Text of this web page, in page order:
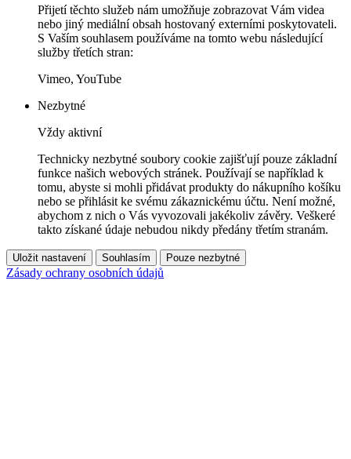
Přijetí těchto služeb nám umožňuje zobrazovat Vám videa
nebo jiný mediální obsah hostovaný externími poskytovateli.
S Vaším souhlasem používáme na tomto webu následující
služby třetích stran:
Vimeo, YouTube
Nezbytné
Vždy aktivní
Technicky nezbytné soubory cookie zajišťují pouze základní
funkce našich webových stránek. Používají se například k
tomu, abyste si mohli přidávat produkty do nákupního košíku
nebo se přihlásit ke svému zákaznickému účtu. Není možné,
abychom z nich o Vás vyvozovali jakékoliv závěry. Veškeré
takto získané údaje nebudou nikdy předány třetím stranám.
Uložit nastavení Souhlasím Pouze nezbytné
Zásady ochrany osobních údajů